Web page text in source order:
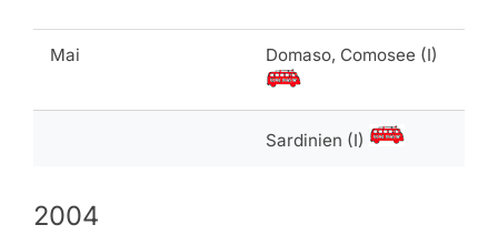
Mai Domaso, Comosee (I)
Sardinien (I)
2004